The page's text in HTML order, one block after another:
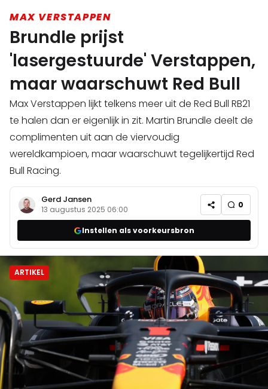
MAX VERSTAPPEN
Brundle prijst
'lasergestuurde' Verstappen,
maar waarschuwt Red Bull
Max Verstappen lijkt telkens meer uit de Red Bull RB21
te halen dan er eigenlijk in zit. Martin Brundle deelt de
complimenten uit aan de viervoudig
wereldkampioen, maar waarschuwt tegelijkertijd Red
Bull Racing.
Gerd Jansen
13 augustus 2025 06:00 0
Instellen als voorkeursbron
ARTIKEL